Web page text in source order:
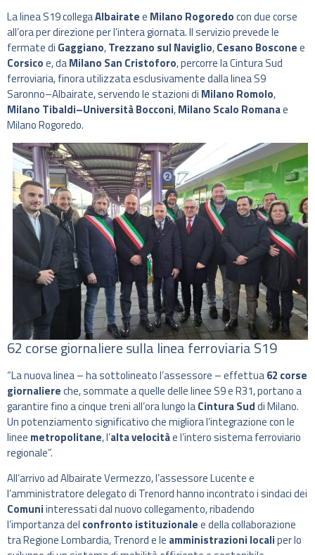
La linea S19 collegaAlbairatee Milano Rogoredocon due corse
all’ora per direzione per l’intera giornata. Il servizio prevede le
fermate di Gaggiano,Trezzano sul Naviglio,Cesano Bosconee
Corsicoe, daMilano San Cristoforo, percorre la Cintura Sud
ferroviaria, finora utilizzata esclusivamente dalla linea S9
Saronno–Albairate, servendo le stazioni di Milano Romolo,
Milano Tibaldi–Università Bocconi,Milano Scalo Romanae
Milano Rogoredo.
62 corse giornaliere sulla linea ferroviaria S19
“La nuova linea – ha sottolineato l’assessore – effettua62 corse
giornaliereche, sommate a quelle delle linee S9 e R31, portano a
garantire fino a cinque treni all’ora lungo laCintura Suddi Milano.
Un potenziamento significativo che migliora l’integrazione con le
linee metropolitane, l’alta velocitàe l’intero sistema ferroviario
regionale”.
All’arrivo ad Albairate Vermezzo, l’assessore Lucente e
l’amministratore delegato di Trenord hanno incontrato i sindaci dei
Comuniinteressati dal nuovo collegamento, ribadendo
l’importanza del confronto istituzionalee della collaborazione
tra Regione Lombardia, Trenord e le amministrazioni localiper lo